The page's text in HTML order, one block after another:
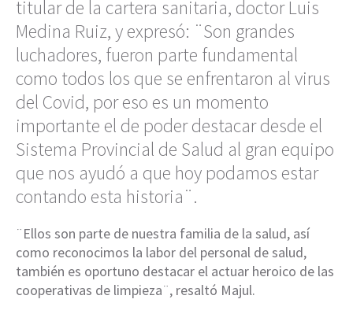
titular de la cartera sanitaria, doctor Luis
Medina Ruiz, y expresó: ¨Son grandes
luchadores, fueron parte fundamental
como todos los que se enfrentaron al virus
del Covid, por eso es un momento
importante el de poder destacar desde el
Sistema Provincial de Salud al gran equipo
que nos ayudó a que hoy podamos estar
contando esta historia¨.
¨Ellos son parte de nuestra familia de la salud, así
como reconocimos la labor del personal de salud,
también es oportuno destacar el actuar heroico de las
cooperativas de limpieza¨, resaltó Majul.